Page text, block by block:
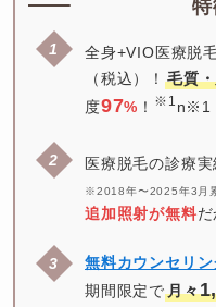
全身+VIO医療脱
（税込）！毛質
度97% ！ ※1 n※1
医療脱毛の診療
※2018年〜2025年3月
追加照射が無料
無料カウンセリ
期間限定で月々